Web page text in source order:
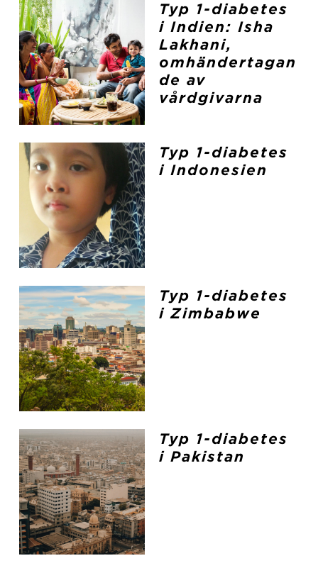
Typ 1-diabetes
i Indien: Isha
Lakhani,
omhändertagan
de av
vårdgivarna
Typ 1-diabetes
i Indonesien
Typ 1-diabetes
i Zimbabwe
Typ 1-diabetes
i Pakistan